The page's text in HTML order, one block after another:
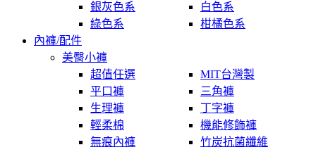
銀灰色系
白色系
綠色系
柑橘色系
內褲/配件
美臀小褲
超值任選
MIT台灣製
平口褲
三角褲
生理褲
丁字褲
輕柔棉
機能修飾褲
無痕內褲
竹炭抗菌纖維